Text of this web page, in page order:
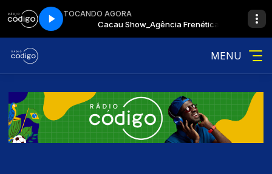
TOCANDO AGORA
Frenética Cacau Show_Agência Frenética
MENU